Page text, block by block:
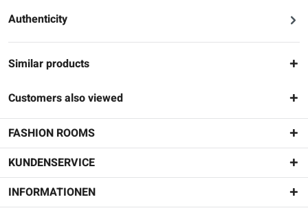
Authenticity
Similar products
Customers also viewed
FASHION ROOMS
KUNDENSERVICE
INFORMATIONEN